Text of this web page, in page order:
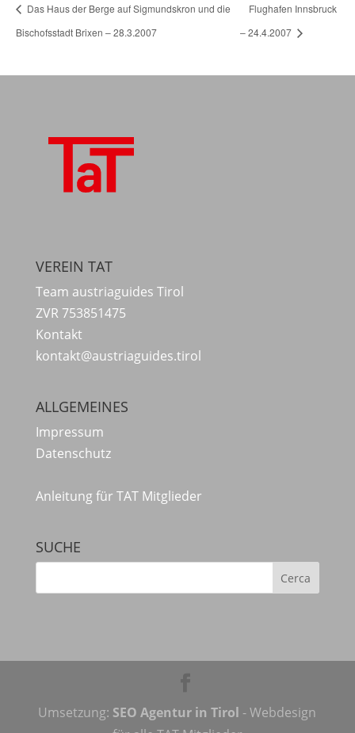
Das Haus der Berge auf Sigmundskron und die
Bischofsstadt Brixen – 28.3.2007
Flughafen Innsbruck
– 24.4.2007
VEREIN TAT
Team austriaguides Tirol
ZVR 753851475
Kontakt
kontakt@austriaguides.tirol
ALLGEMEINES
Impressum
Datenschutz
Anleitung für TAT Mitglieder
SUCHE
Umsetzung: SEO Agentur in Tirol - Webdesign